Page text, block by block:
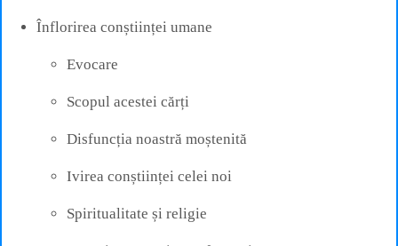
Înflorirea conștiinței umane
Evocare
Scopul acestei cărți
Disfuncția noastră moștenită
Ivirea conștiinței celei noi
Spiritualitate și religie